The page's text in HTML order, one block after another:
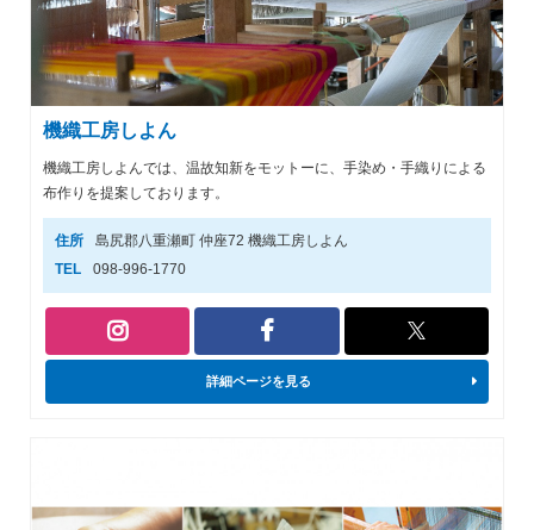
機織工房しよん
機織工房しよんでは、温故知新をモットーに、手染め・手織りによる
布作りを提案しております。
住所
島尻郡八重瀬町 仲座72 機織工房しよん
TEL
098-996-1770
詳細ページを見る